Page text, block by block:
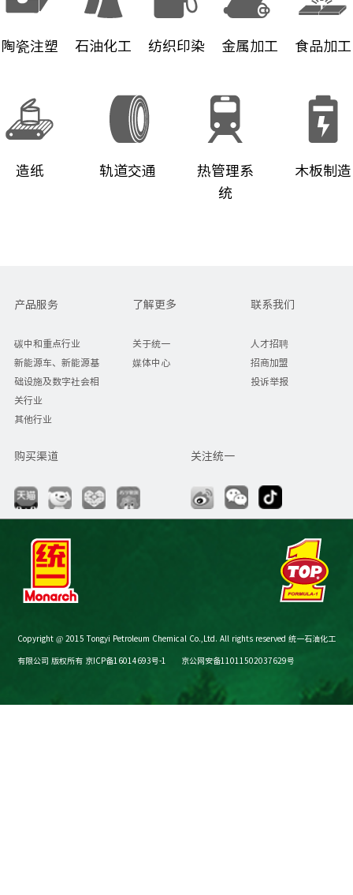
陶瓷注塑 石油化工 纺织印染 金属加工 食品加工
造纸 轨道交通
热管理系
统
木板制造
产品服务
碳中和重点行业
新能源车、新能源基
础设施及数字社会相
关行业
其他行业
了解更多
关于统一
媒体中心
联系我们
人才招聘
招商加盟
投诉举报
购买渠道 关注统一
Copyright @ 2015 Tongyi Petroleum Chemical Co.,Ltd. All rights reserved 统一石油化工
有限公司 版权所有 京ICP备16014693号-1 京公网安备11011502037629号